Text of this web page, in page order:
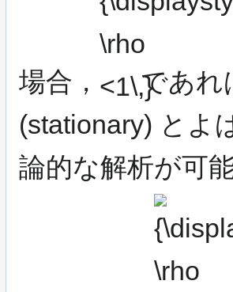
場合，
であれ
(stationary) とよ
論的な解析が可
{\displaystyle
\rho \,}